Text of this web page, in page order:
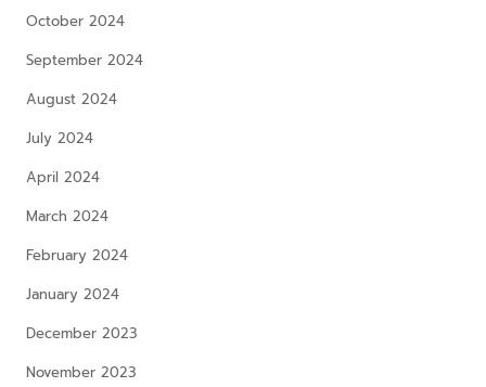
October 2024
September 2024
August 2024
July 2024
April 2024
March 2024
February 2024
January 2024
December 2023
November 2023